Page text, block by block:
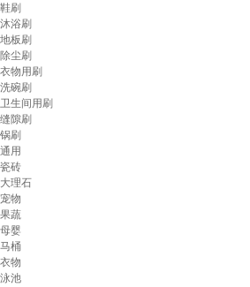
鞋刷
沐浴刷
地板刷
除尘刷
衣物用刷
洗碗刷
卫生间用刷
缝隙刷
锅刷
通用
瓷砖
大理石
宠物
果蔬
母婴
马桶
衣物
泳池